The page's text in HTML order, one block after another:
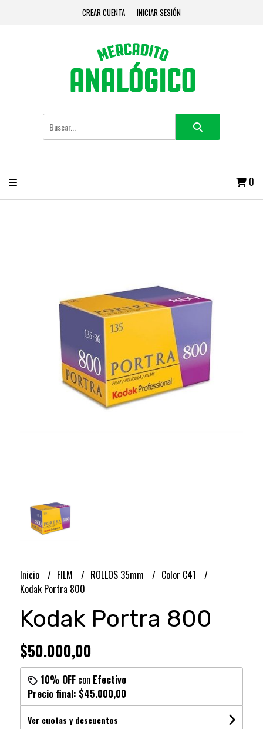
CREAR CUENTA INICIAR SESIÓN
0
Inicio FILM ROLLOS 35mm
Color C41
Kodak Portra 800
Kodak Portra 800
$50.000,00
10% OFFcon Efectivo
Precio final: $45.000,00
Ver cuotas y descuentos